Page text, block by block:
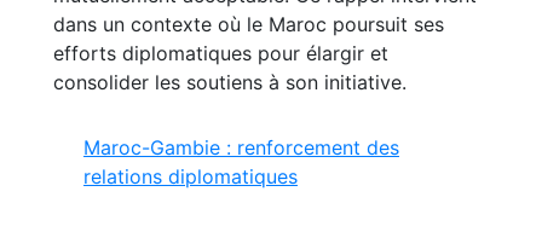
dans un contexte où le Maroc poursuit ses
efforts diplomatiques pour élargir et
consolider les soutiens à son initiative.
Maroc-Gambie : renforcement des
relations diplomatiques